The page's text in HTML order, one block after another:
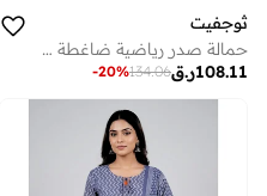
ثوجفيت
حمالة صدر رياضية ضاغطة بليز كرايز
ر.ق108.11
134.06
-20%